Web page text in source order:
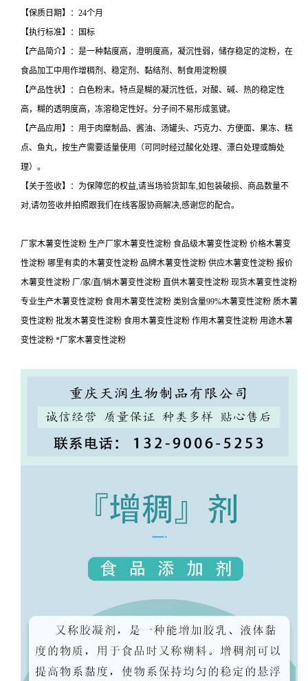
【保质日期】：24个月
【执行标准】：国标
【产品简介】：是一种黏度高，澄明度高，凝沉性弱，储存稳定的淀粉，在
食品加工中用作增稠剂、稳定剂、黏结剂、制食用淀粉膜
【产品性状】：白色粉末。特点是糊的凝沉性低，对酸、碱、热的稳定性
高，糊的透明度高，冻溶稳定性好。分子间不易形成氢键。
【产品应用】：用于肉糜制品、酱油、汤罐头、巧克力、方便面、果冻、糕
点、鱼丸，按生产需要适量使用（可同时经过酸化处理、漂白处理或酶处
理）。
【关于签收】：为保障您的权益,请当场验货卸车,如包装破损、商品数量不
对,请勿签收并拍照跟我们在线客服协商解决,感谢您的配合。
厂家木薯变性淀粉 生产厂家木薯变性淀粉 食品级木薯变性淀粉 价格木薯变
性淀粉 哪里有卖的木薯变性淀粉 品牌木薯变性淀粉 供应木薯变性淀粉 报价
木薯变性淀粉 厂/家/直/销木薯变性淀粉 直供木薯变性淀粉 现货木薯变性淀粉
专业生产木薯变性淀粉 食用木薯变性淀粉 类别含量99%木薯变性淀粉 质木薯
变性淀粉 批发木薯变性淀粉 食用木薯变性淀粉 作用木薯变性淀粉 用途木薯
变性淀粉 *厂家木薯变性淀粉